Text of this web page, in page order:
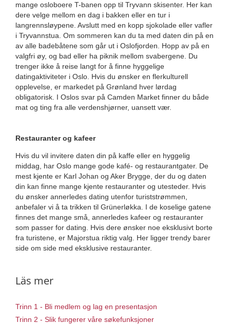
mange osloboere T-banen opp til Tryvann skisenter. Her kan
dere velge mellom en dag i bakken eller en tur i
langrennsløypene. Avslutt med en kopp sjokolade eller vafler
i Tryvannstua. Om sommeren kan du ta med daten din på en
av alle badebåtene som går ut i Oslofjorden. Hopp av på en
valgfri øy, og bad eller ha piknik mellom svabergene. Du
trenger ikke å reise langt for å finne hyggelige
datingaktiviteter i Oslo. Hvis du ønsker en flerkulturell
opplevelse, er markedet på Grønland hver lørdag
obligatorisk. I Oslos svar på Camden Market finner du både
mat og ting fra alle verdenshjørner, uansett vær.
Restauranter og kafeer
Hvis du vil invitere daten din på kaffe eller en hyggelig
middag, har Oslo mange gode kafé- og restaurantgater. De
mest kjente er Karl Johan og Aker Brygge, der du og daten
din kan finne mange kjente restauranter og utesteder. Hvis
du ønsker annerledes dating utenfor turiststrømmen,
anbefaler vi å ta trikken til Grünerløkka. I de koselige gatene
finnes det mange små, annerledes kafeer og restauranter
som passer for dating. Hvis dere ønsker noe eksklusivt borte
fra turistene, er Majorstua riktig valg. Her ligger trendy barer
side om side med eksklusive restauranter.
Läs mer
Trinn 1 - Bli medlem og lag en presentasjon
Trinn 2 - Slik fungerer våre søkefunksjoner